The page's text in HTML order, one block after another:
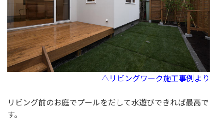
△リビングワーク施工事例より
リビング前のお庭でプールをだして水遊びできれば最高で
す。